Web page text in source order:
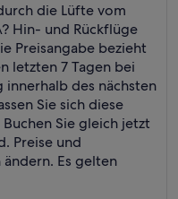
die Lüfte vom
Hin- und Rückflüge
Preisangabe bezieht
letzten 7 Tagen bei
des nächsten
Sie sich diese
Sie gleich jetzt
Preise und
Es gelten